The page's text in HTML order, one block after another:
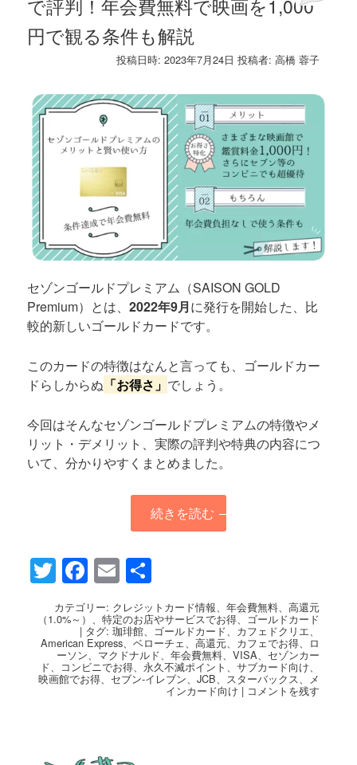
で評判！年会費無料で映画を1,000
円で観る条件も解説
投稿日時:2023年7月24日 投稿者:高橋 蓉子
セゾンゴールドプレミアム（SAISON GOLD
Premium）とは、2022年9月に発行を開始した、比
較的新しいゴールドカードです。
このカードの特徴はなんと言っても、ゴールドカー
ドらしからぬ 「お得さ」 でしょう。
今回はそんなセゾンゴールドプレミアムの特徴やメ
リット・デメリット、実際の評判や特典の内容につ
いて、分かりやすくまとめました。
続きを読む →
Twitter
Facebook
Email
有
カテゴリー: クレジットカード情報 、年会費無料 、高還元
（1.0%～） 、特定のお店やサービスでお得 ゴールドカード
|タグ: 珈琲館 ゴールドカード カフェドクリエ
American Express 、ベローチェ 、高還元 カフェでお得 ロ
ーソン マクドナルド 、年会費無料 、VISA セゾンカー
ド コンビニでお得 、永久不滅ポイント 、サブカード向け
映画館でお得 セブン-イレブン 、JCB スターバックス 、 メ
インカード向け | コメントを残す